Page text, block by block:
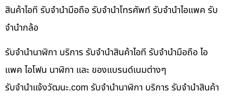
สินค้าไอที รับจำนำมือถือ รับจำนำโทรศัพท์ รับจำนำไอแพค รับ
จำนำกล้อ
รับจำนำนาฬิกา บริการ รับจำนำสินค้าไอที รับจำนำมือถือ ไอ
แพค ไอโฟน นาฬิกา และ ของแบรนด์เนมต่างๆ
รับจํานําแจ้งวัฒนะ.com รับจำนำนาฬิกา บริการ รับจำนำสินค้า